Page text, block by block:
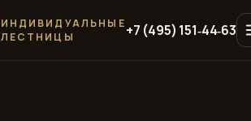
ИНДИВИДУАЛЬНЫЕ
ЛЕСТНИЦЫ
+7 (495) 151‑44‑63